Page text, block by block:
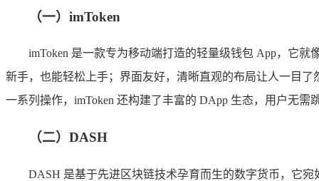
（一）imToken
imToken 是一款专为移动端打造的轻量级钱包 App，它
新手，也能轻松上手；界面友好，清晰直观的布局让人一目
一系列操作，imToken 还构建了丰富的 DApp 生态，用户无
（二）DASH
DASH 是基于先进区块链技术孕育而生的数字货币，它